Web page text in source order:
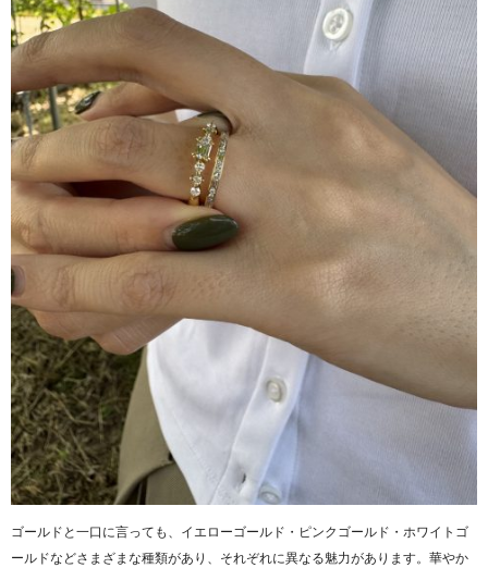
ゴールドと一口に言っても、イエローゴールド・ピンクゴールド・ホワイトゴ
ールドなどさまざまな種類があり、それぞれに異なる魅力があります。華やか